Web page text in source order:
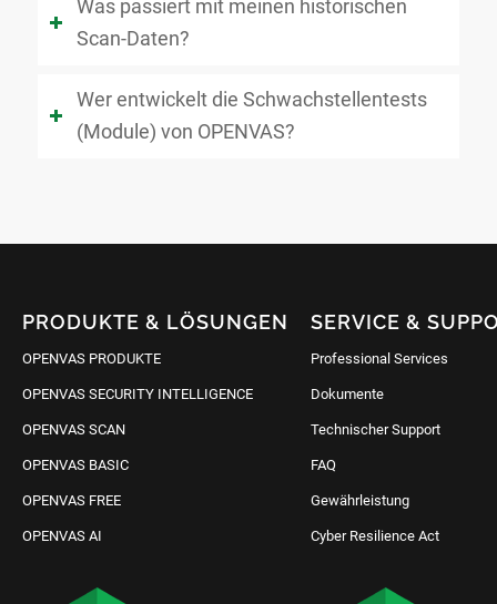
Was passiert mit meinen historischen
Scan-Daten?
Wer entwickelt die Schwachstellentests
(Module) von OPENVAS?
PRODUKTE & LÖSUNGEN
OPENVAS PRODUKTE
OPENVAS SECURITY INTELLIGENCE
OPENVAS SCAN
OPENVAS BASIC
OPENVAS FREE
OPENVAS AI
SERVICE &
Professional Services
Dokumente
Technischer Support
FAQ
Gewährleistung
Cyber Resilience Act